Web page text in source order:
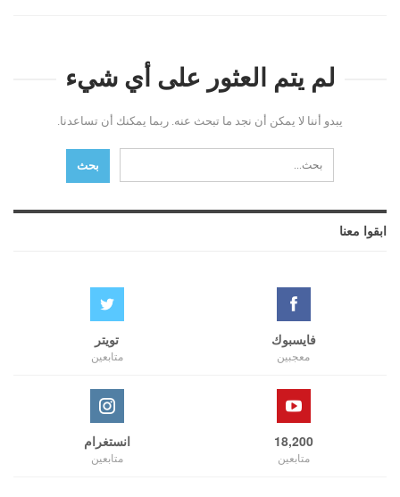
لم يتم العثور على أي شيء
يبدو أننا لا يمكن أن نجد ما تبحث عنه. ربما يمكنك أن تساعدنا.
ابقوا معنا
فايسبوك
معجبين
تويتر
متابعين
18,200
متابعين
انستغرام
متابعين